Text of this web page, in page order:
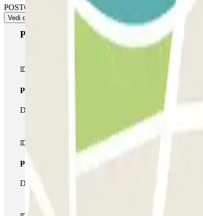
POSTO NON GARANTITO IN QUESTO PARCHEGGIO.
Vedi di più
Prodotti di Parclick
Pass unico
Durante il tuo soggiorno potrai entrare e uscire dal
Pass multiparking
Durante il tuo soggiorno potrai usufruire dell'intera rete di